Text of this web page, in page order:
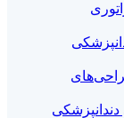
دندانپزشکی